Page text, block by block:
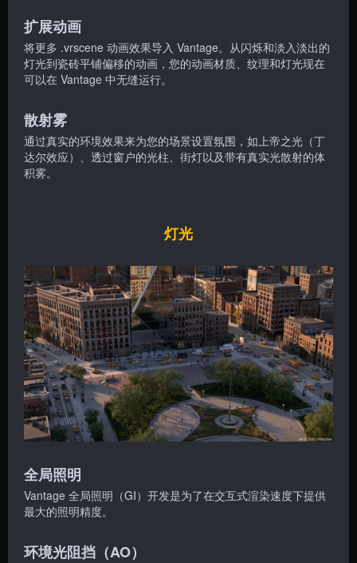
扩展动画
将更多 .vrscene 动画效果导入 Vantage。从闪烁和淡入淡出的
灯光到瓷砖平铺偏移的动画，您的动画材质、纹理和灯光现在
可以在 Vantage 中无缝运行。
散射雾
通过真实的环境效果来为您的场景设置氛围，如上帝之光（丁
达尔效应）、透过窗户的光柱、街灯以及带有真实光散射的体
积雾。
灯光
全局照明
Vantage 全局照明（GI）开发是为了在交互式渲染速度下提供
最大的照明精度。
环境光阻挡（AO）